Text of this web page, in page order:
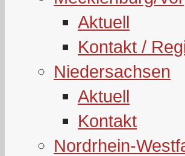
Aktuell
Kontakt /
Niedersachsen
Aktuell
Kontakt
Nordrhein-